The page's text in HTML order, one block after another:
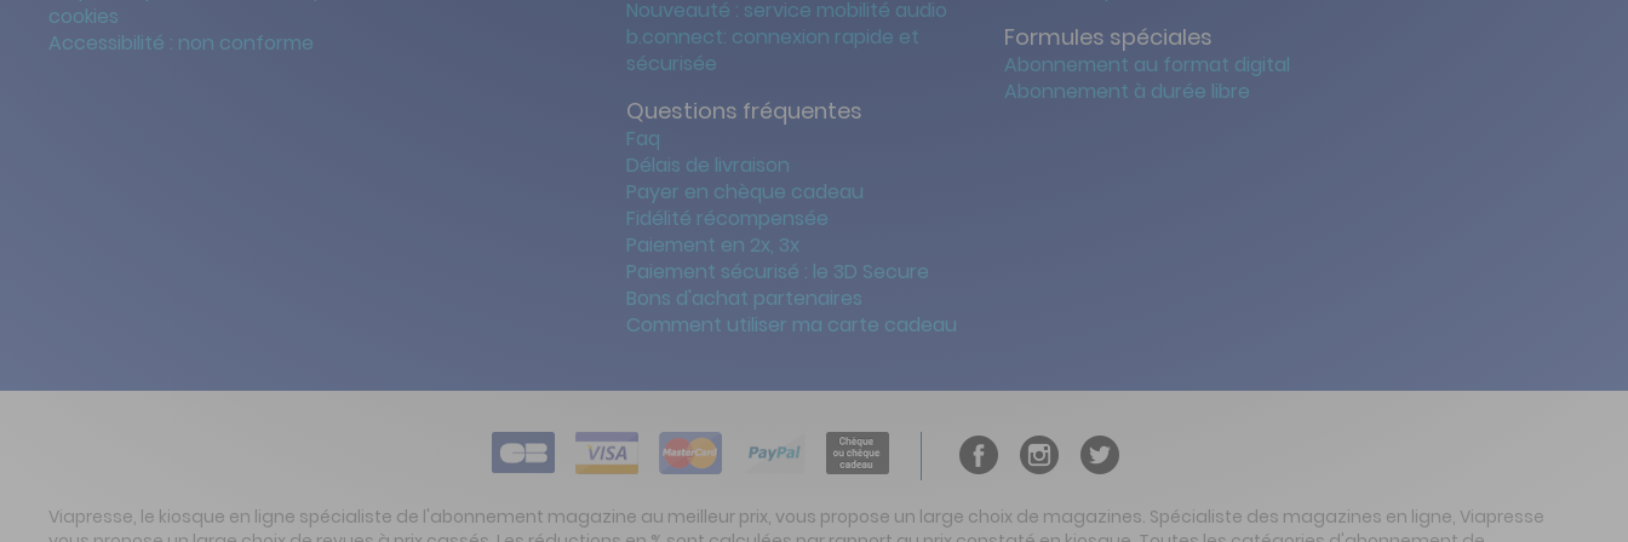
cookies
Accessibilité : non conforme
Nouveauté : service mobilité audio
b.connect: connexion rapide et
sécurisée
Questions fréquentes
Faq
Délais de livraison
Payer en chèque cadeau
Fidélité récompensée
Paiement en 2x, 3x
Paiement sécurisé : le 3D Secure
Bons d'achat partenaires
Comment utiliser ma carte cadeau
Formules spéciales
Abonnement au format digital
Abonnement à durée libre
Viapresse, le kiosque en ligne spécialiste de l'abonnement magazine au meilleur prix, vous propose un large choix de magazines. Spécialiste des magazines en ligne, Viapresse